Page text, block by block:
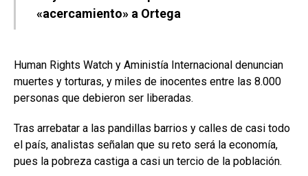
«acercamiento» a Ortega
Human Rights Watch y Aministía Internacional denuncian
muertes y torturas, y miles de inocentes entre las 8.000
personas que debieron ser liberadas.
Tras arrebatar a las pandillas barrios y calles de casi todo
el país, analistas señalan que su reto será la economía,
pues la pobreza castiga a casi un tercio de la población.